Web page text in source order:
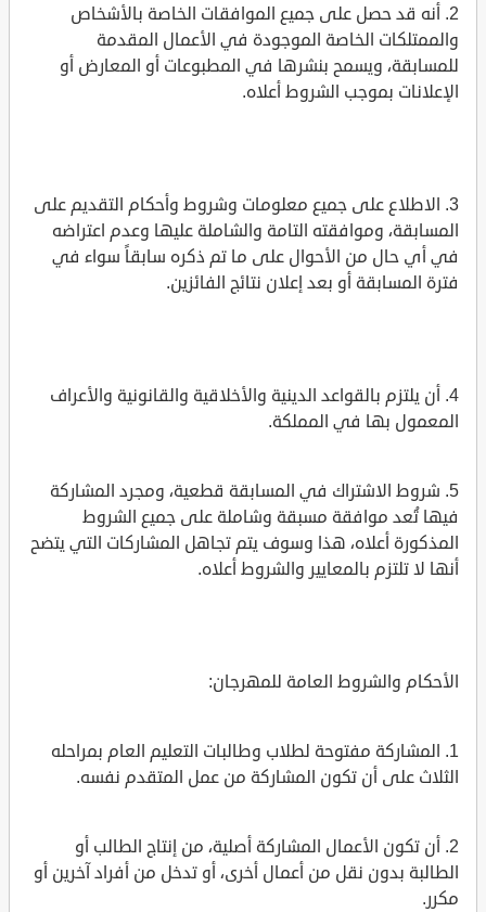
2. أنه قد حصل على جميع الموافقات الخاصة بالأشخاص
والممتلكات الخاصة الموجودة في الأعمال المقدمة
للمسابقة، ويسمح بنشرها في المطبوعات أو المعارض أو
الإعلانات بموجب الشروط أعلاه.
3. الاطلاع على جميع معلومات وشروط وأحكام التقديم على
المسابقة، وموافقته التامة والشاملة عليها وعدم اعتراضه
في أي حال من الأحوال على ما تم ذكره سابقاً سواء في
فترة المسابقة أو بعد إعلان نتائج الفائزين.
4. أن يلتزم بالقواعد الدينية والأخلاقية والقانونية والأعراف
المعمول بها في المملكة.
5. شروط الاشتراك في المسابقة قطعية، ومجرد المشاركة
فيها تُعد موافقة مسبقة وشاملة على جميع الشروط
المذكورة أعلاه، هذا وسوف يتم تجاهل المشاركات التي يتضح
أنها لا تلتزم بالمعايير والشروط أعلاه.
الأحكام والشروط العامة للمهرجان:
1. المشاركة مفتوحة لطلاب وطالبات التعليم العام بمراحله
الثلاث على أن تكون المشاركة من عمل المتقدم نفسه.
2. أن تكون الأعمال المشاركة أصلية، من إنتاج الطالب أو
الطالبة بدون نقل من أعمال أخرى، أو تدخل من أفراد آخرين أو
مكرر.